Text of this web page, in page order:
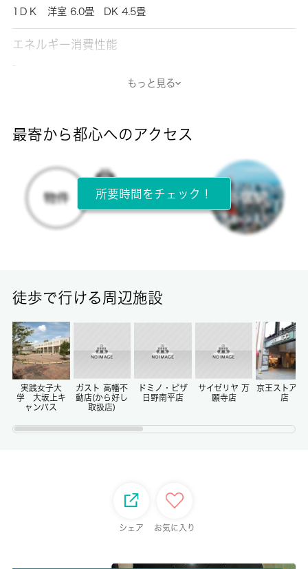
1ＤＫ 洋室 6.0畳 DK 4.5畳
エネルギー消費性能
-
所在階
2階 / 2階建
-
償却/敷引
-/-
もっと見る
最寄から都心へのアクセス
所要時間をチェック！
徒歩で行ける周辺施設
実践女子大
学 大坂上キ
ャンパス
ガスト 高幡不
動店(から好し
取扱店)
ドミノ・ピザ
日野南平店
サイゼリヤ 万
願寺店
京王ストア高
店
シェア お気に入り